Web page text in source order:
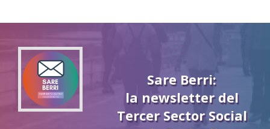
Sare Berri:
la newsletter del
Tercer Sector Social